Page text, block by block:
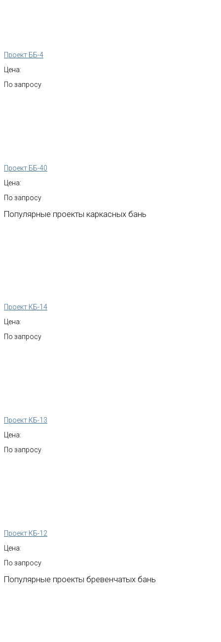
Проект ББ-4
Цена:
По запросу
Проект ББ-40
Цена:
По запросу
Популярные проекты каркасных бань
Проект КБ-14
Цена:
По запросу
Проект КБ-13
Цена:
По запросу
Проект КБ-12
Цена:
По запросу
Популярные проекты бревенчатых бань